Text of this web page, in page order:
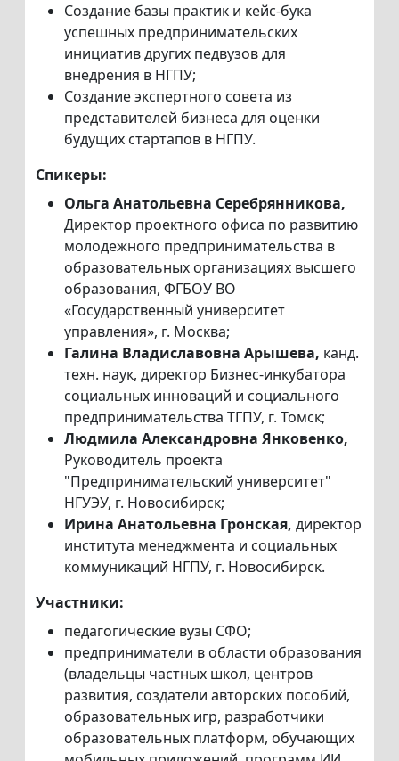
Создание базы практик и кейс-бука
успешных предпринимательских
инициатив других педвузов для
внедрения в НГПУ;
Создание экспертного совета из
представителей бизнеса для оценки
будущих стартапов в НГПУ.
Спикеры:
Ольга Анатольевна Серебрянникова,
Директор проектного офиса по развитию
молодежного предпринимательства в
образовательных организациях высшего
образования, ФГБОУ ВО
«Государственный университет
управления», г. Москва;
Галина Владиславовна Арышева, канд.
техн. наук, директор Бизнес-инкубатора
социальных инноваций и социального
предпринимательства ТГПУ, г. Томск;
Людмила Александровна Янковенко,
Руководитель проекта
"Предпринимательский университет"
НГУЭУ, г. Новосибирск;
Ирина Анатольевна Гронская, директор
института менеджмента и социальных
коммуникаций НГПУ, г. Новосибирск.
Участники:
педагогические вузы СФО;
предприниматели в области образования
(владельцы частных школ, центров
развития, создатели авторских пособий,
образовательных игр, разработчики
образовательных платформ, обучающих